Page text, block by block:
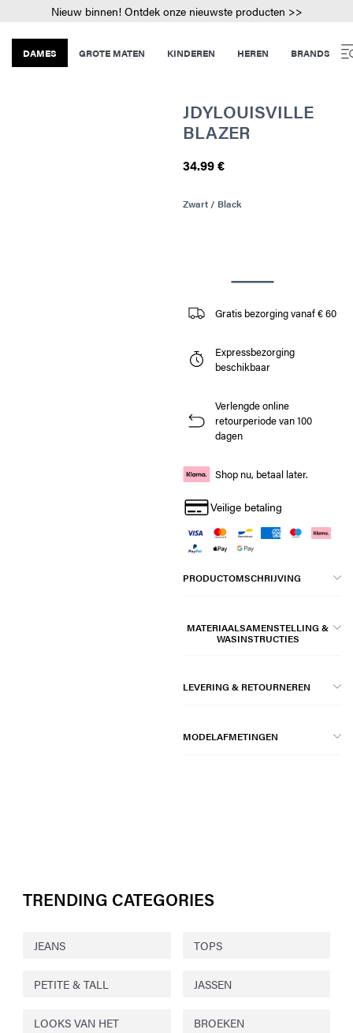
Nieuw binnen! Ontdek onze nieuwste producten >>
DAMES GROTE MATEN KINDEREN HEREN BRANDS
JDYLOUISVILLE
BLAZER
34.99 €
Zwart / Black
Gratis bezorging vanaf € 60
Expressbezorging
beschikbaar
Verlengde online
retourperiode van 100
dagen
Shop nu, betaal later.
Veilige betaling
PRODUCTOMSCHRIJVING
MATERIAALSAMENSTELLING &
WASINSTRUCTIES
LEVERING & RETOURNEREN
MODELAFMETINGEN
TRENDING CATEGORIES
JEANS TOPS
PETITE & TALL JASSEN
LOOKS VAN HET
BROEKEN